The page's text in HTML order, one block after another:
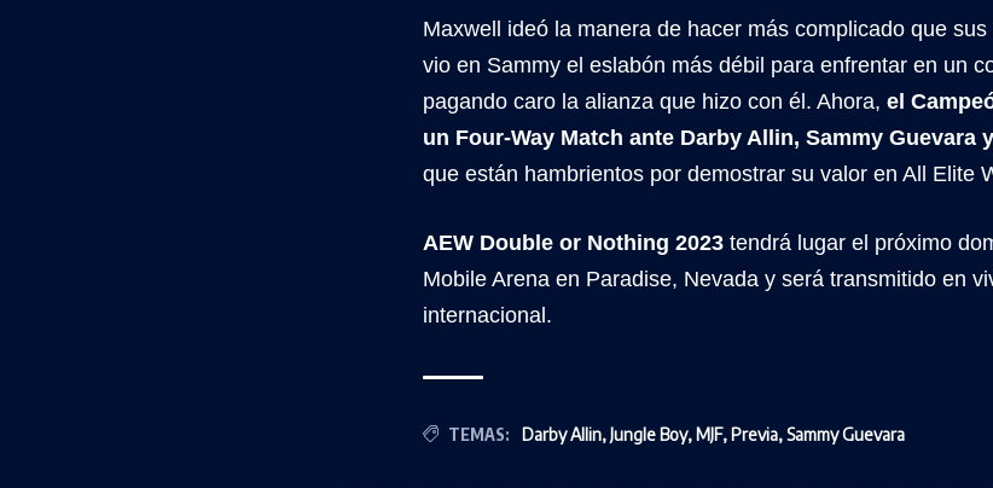
Maxwell ideó la manera de hacer más complicado que
vio en Sammy el eslabón más débil para enfrentar en un
pagando caro la alianza que hizo con él. Ahora, el
un Four-Way Match ante Darby Allin, Sammy Guevara
que están hambrientos por demostrar su valor en All Elite
AEW Double or Nothing 2023 tendrá lugar el próximo
Mobile Arena en Paradise, Nevada y será transmitido en
internacional.
TEMAS: Darby Allin,Jungle Boy, MJF,Previa,Sammy Guevara